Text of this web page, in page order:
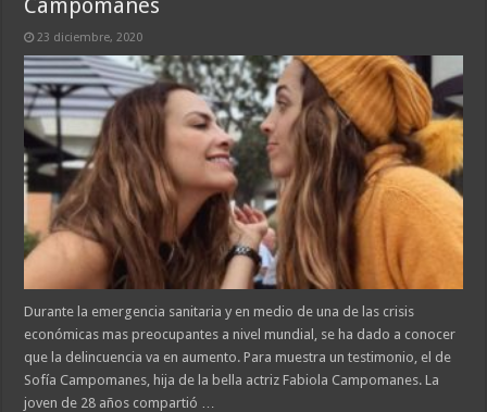
Campomanes
23 diciembre, 2020
Durante la emergencia sanitaria y en medio de una de las crisis
económicas mas preocupantes a nivel mundial, se ha dado a conocer
que la delincuencia va en aumento. Para muestra un testimonio, el de
Sofía Campomanes, hija de la bella actriz Fabiola Campomanes. La
joven de 28 años compartió …